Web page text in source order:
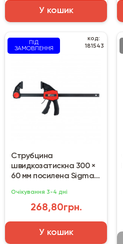
У кошик
ПІД
ЗАМОВЛЕННЯ
код:
181543
Струбцина
швидкозатискна 300 ×
60 мм посилена Sigma
Очікування 3-4 дні
268,80грн.
У кошик